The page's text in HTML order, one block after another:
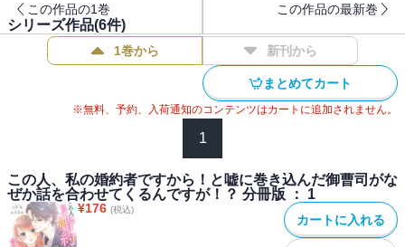
この作品の1巻 この作品の最新巻
シリーズ作品(6件)
1巻から 新刊から
まとめてカート
※無料、予約、入荷通知のコンテンツはカートに追加されません。
1
この人、私の婚約者ですから！と嘘に巻き込んだ御曹司がな
ぜか話を合わせてくるんですが！？ 分冊版 ： 1
¥176 (税込)
カートに入れる